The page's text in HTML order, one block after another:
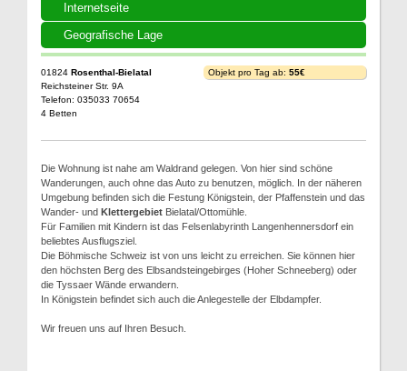
Internetseite
Geografische Lage
01824 Rosenthal-Bielatal
Reichsteiner Str. 9A
Telefon: 035033 70654
4 Betten
Objekt pro Tag ab: 55€
Die Wohnung ist nahe am Waldrand gelegen. Von hier sind schöne
Wanderungen, auch ohne das Auto zu benutzen, möglich. In der näheren
Umgebung befinden sich die Festung Königstein, der Pfaffenstein und das
Wander- und Klettergebiet Bielatal/Ottomühle.
Für Familien mit Kindern ist das Felsenlabyrinth Langenhennersdorf ein
beliebtes Ausflugsziel.
Die Böhmische Schweiz ist von uns leicht zu erreichen. Sie können hier
den höchsten Berg des Elbsandsteingebirges (Hoher Schneeberg) oder
die Tyssaer Wände erwandern.
In Königstein befindet sich auch die Anlegestelle der Elbdampfer.
Wir freuen uns auf Ihren Besuch.